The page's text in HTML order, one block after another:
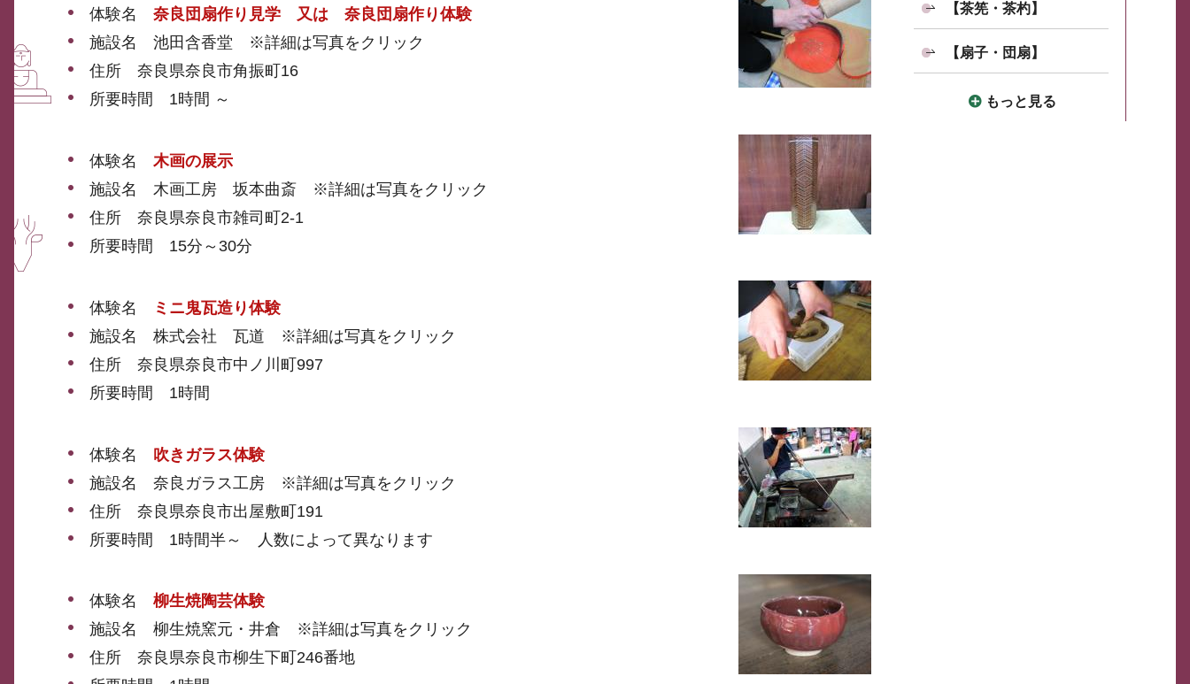
体験名 奈良団扇作り見学 又は 奈良団扇作り体験
施設名 池田含香堂 ※詳細は写真をクリック
住所 奈良県奈良市角振町16
所要時間 1時間 ～
体験名 木画の展示
施設名 木画工房 坂本曲斎 ※詳細は写真をクリック
住所 奈良県奈良市雑司町2-1
所要時間 15分～30分
体験名
ミニ鬼瓦造り体験
施設名 株式会社 瓦道 ※詳細は写真をクリック
住所 奈良県奈良市中ノ川町997
所要時間 1時間
体験名 吹きガラス体験
施設名 奈良ガラス工房 ※詳細は写真をクリック
住所 奈良県奈良市出屋敷町191
所要時間 1時間半～ 人数によって異なります
体験名 柳生焼陶芸体験
施設名 柳生焼窯元・井倉 ※詳細は写真をクリック
住所 奈良県奈良市柳生下町246番地
【茶筅・茶杓】
【扇子・団扇】
もっと見る